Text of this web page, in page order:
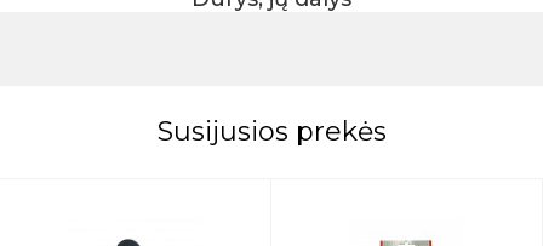
Susijusios prekės